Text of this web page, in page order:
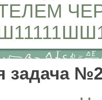
задача